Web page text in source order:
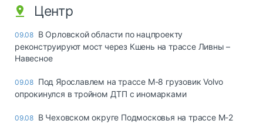
Центр
09.08 В Орловской области по нацпроекту
реконструируют мост через Кшень на трассе Ливны –
Навесное
09.08 Под Ярославлем на трассе М-8 грузовик Volvo
опрокинулся в тройном ДТП с иномарками
09.08 В Чеховском округе Подмосковья на трассе М-2